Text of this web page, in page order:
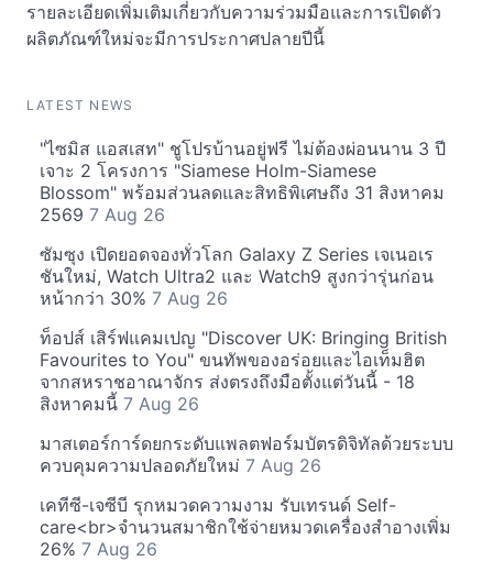
รายละเอียดเพิ่มเติมเกี่ยวกับความร่วมมือและการเปิดตัว
ผลิตภัณฑ์ใหม่จะมีการประกาศปลายปีนี้
LATEST NEWS
"ไซมิส แอสเสท" ชูโปรบ้านอยู่ฟรี ไม่ต้องผ่อนนาน 3 ปี
เจาะ 2 โครงการ "Siamese Holm-Siamese
Blossom" พร้อมส่วนลดและสิทธิพิเศษถึง 31 สิงหาคม
2569 7 Aug 26
ซัมซุง เปิดยอดจองทั่วโลก Galaxy Z Series เจเนอเร
ชันใหม่, Watch Ultra2 และ Watch9 สูงกว่ารุ่นก่อน
หน้ากว่า 30% 7 Aug 26
ท็อปส์ เสิร์ฟแคมเปญ "Discover UK: Bringing British
Favourites to You" ขนทัพของอร่อยและไอเท็มฮิต
จากสหราชอาณาจักร ส่งตรงถึงมือตั้งแต่วันนี้ - 18
สิงหาคมนี้ 7 Aug 26
มาสเตอร์การ์ดยกระดับแพลตฟอร์มบัตรดิจิทัลด้วยระบบ
ควบคุมความปลอดภัยใหม่ 7 Aug 26
เคทีซี-เจซีบี รุกหมวดความงาม รับเทรนด์ Self-
care<br>จำนวนสมาชิกใช้จ่ายหมวดเครื่องสำอางเพิ่ม
26% 7 Aug 26